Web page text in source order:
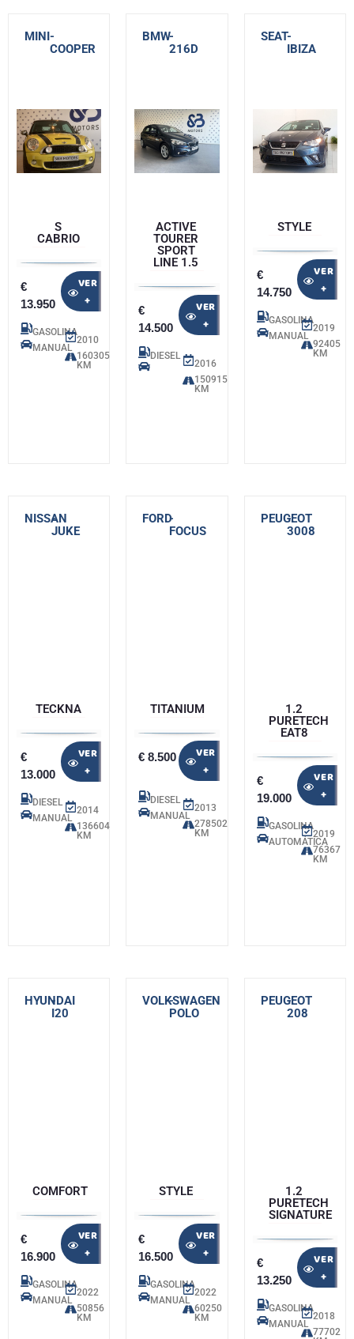
MINI-
COOPER
S
CABRIO
€
13.950
VER
+
GASOLINA
MANUAL
2010
160305
KM
BMW-
216D
ACTIVE
TOURER
SPORT
LINE 1.5
€
14.500
VER
+
DIESEL
2016
150915
KM
SEAT-
IBIZA
STYLE
€
14.750
VER
+
GASOLINA
MANUAL
2019
92405
KM
NISSAN
-
JUKE
TECKNA
€
13.000
VER
+
DIESEL
MANUAL
2014
136604
KM
FORD-
FOCUS
TITANIUM
€ 8.500
VER
+
DIESEL
MANUAL
2013
278502
KM
PEUGEOT
-
3008
1.2
PURETECH
EAT8
€
19.000
VER
+
GASOLINA
AUTOMÁTICA
2019
76367
KM
HYUNDAI
-
I20
COMFORT
€
16.900
VER
+
GASOLINA
MANUAL
2022
50856
KM
VOLKSWAGEN
-
POLO
STYLE
€
16.500
VER
+
GASOLINA
MANUAL
2022
60250
KM
PEUGEOT
-
208
1.2
PURETECH
SIGNATURE
€
13.250
VER
+
GASOLINA
MANUAL
2018
77702